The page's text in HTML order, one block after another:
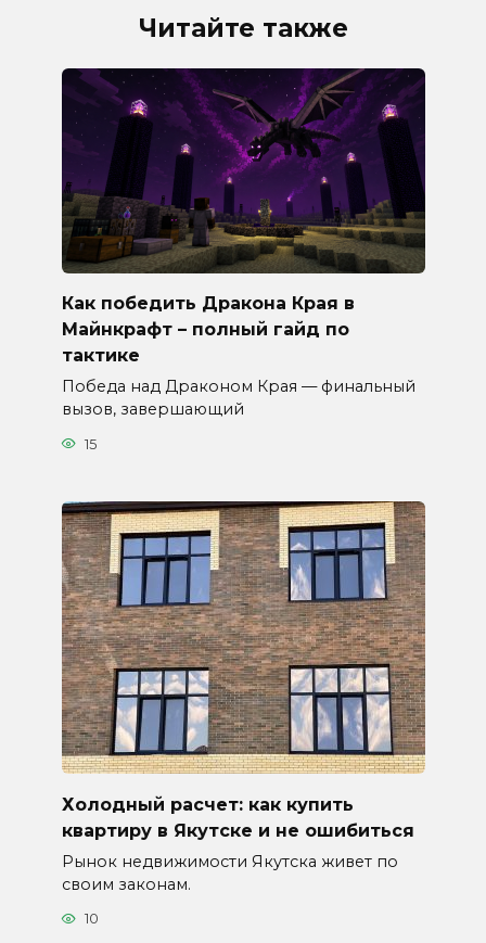
Читайте также
Как победить Дракона Края в
Майнкрафт – полный гайд по
тактике
Победа над Драконом Края — финальный
вызов, завершающий
15
Холодный расчет: как купить
квартиру в Якутске и не ошибиться
Рынок недвижимости Якутска живет по
своим законам.
10